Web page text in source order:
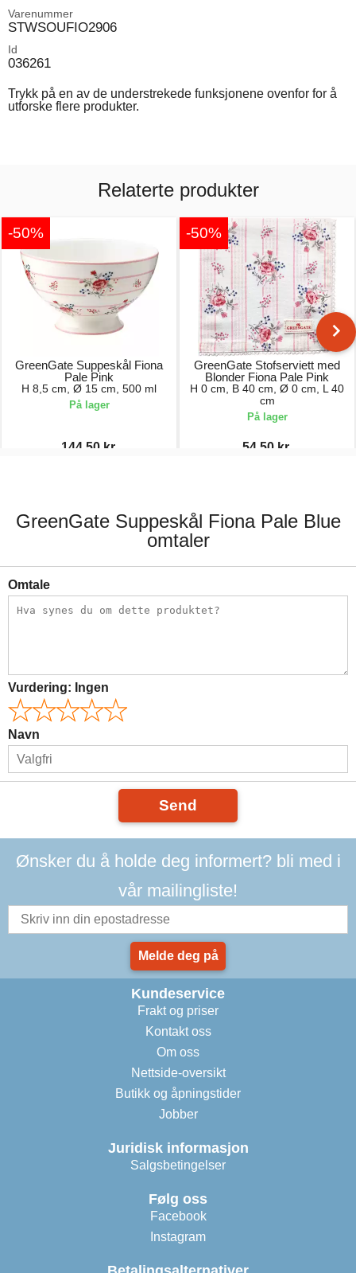
Varenummer
STWSOUFIO2906
Id
036261
Trykk på en av de understrekede funksjonene ovenfor for å
utforske flere produkter.
Relaterte produkter
-50%
GreenGate Suppeskål Fiona
Pale Pink
H 8,5 cm, Ø 15 cm, 500 ml
På lager
144,50 kr.
-50%
GreenGate Stofserviett med
Blonder Fiona Pale Pink
H 0 cm, B 40 cm, Ø 0 cm, L 40
cm
På lager
54,50 kr.
GreenGate Suppeskål Fiona Pale Blue
omtaler
Omtale
Vurdering: Ingen
Navn
Send
Ønsker du å holde deg informert? bli med i
vår mailingliste!
Melde deg på
Kundeservice
Frakt og priser
Kontakt oss
Om oss
Nettside-oversikt
Butikk og åpningstider
Jobber
Juridisk informasjon
Salgsbetingelser
Følg oss
Facebook
Instagram